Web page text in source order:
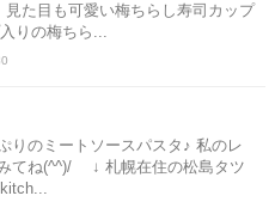
た目も可愛い梅ちらし寿司カップ
りの梅ちら...
のミートソースパスタ♪ 私のレ
てね(^^)/ ↓ 札幌在住の松島タツ